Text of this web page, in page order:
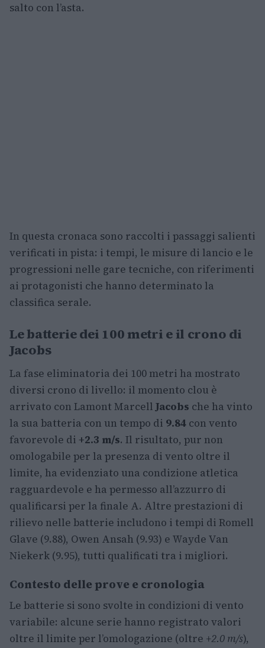
salto con l’asta.
In questa cronaca sono raccolti i passaggi salienti
verificati in pista: i tempi, le misure di lancio e le
progressioni nelle gare tecniche, con riferimenti
ai protagonisti che hanno determinato la
classifica serale.
Le batterie dei 100 metri e il crono di
Jacobs
La fase eliminatoria dei 100 metri ha mostrato
diversi crono di livello: il momento clou è
arrivato con Lamont MarcellJacobs che ha vinto
la sua batteria con un tempo di 9.84 con vento
favorevole di +2.3 m/s. Il risultato, pur non
omologabile per la presenza di vento oltre il
limite, ha evidenziato una condizione atletica
ragguardevole e ha permesso all’azzurro di
qualificarsi per la finale A. Altre prestazioni di
rilievo nelle batterie includono i tempi di Romell
Glave (9.88), Owen Ansah (9.93) e Wayde Van
Niekerk (9.95), tutti qualificati tra i migliori.
Contesto delle prove e cronologia
Le batterie si sono svolte in condizioni di vento
variabile: alcune serie hanno registrato valori
oltre il limite per l’omologazione (oltre +2.0 m/s),